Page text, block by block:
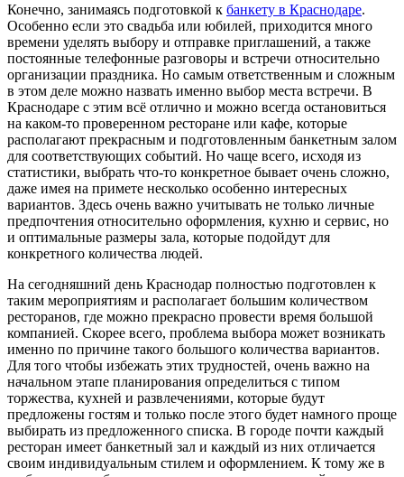
Конечно, занимаясь подготовкой к банкету в Краснодаре.
Особенно если это свадьба или юбилей, приходится много
времени уделять выбору и отправке приглашений, а также
постоянные телефонные разговоры и встречи относительно
организации праздника. Но самым ответственным и сложным
в этом деле можно назвать именно выбор места встречи. В
Краснодаре с этим всё отлично и можно всегда остановиться
на каком-то проверенном ресторане или кафе, которые
располагают прекрасным и подготовленным банкетным залом
для соответствующих событий. Но чаще всего, исходя из
статистики, выбрать что-то конкретное бывает очень сложно,
даже имея на примете несколько особенно интересных
вариантов. Здесь очень важно учитывать не только личные
предпочтения относительно оформления, кухню и сервис, но
и оптимальные размеры зала, которые подойдут для
конкретного количества людей.
На сегодняшний день Краснодар полностью подготовлен к
таким мероприятиям и располагает большим количеством
ресторанов, где можно прекрасно провести время большой
компанией. Скорее всего, проблема выбора может возникать
именно по причине такого большого количества вариантов.
Для того чтобы избежать этих трудностей, очень важно на
начальном этапе планирования определиться с типом
торжества, кухней и развлечениями, которые будут
предложены гостям и только после этого будет намного проще
выбирать из предложенного списка. В городе почти каждый
ресторан имеет банкетный зал и каждый из них отличается
своим индивидуальным стилем и оформлением. К тому же в